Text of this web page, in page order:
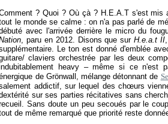
? Quoi ? Où çà ? H.E.A.T s'est mis
le monde se calme : on n'a pas parlé de
avec l'arrivée derrière le micro du
, paru en 2012. Disons que surH.e.a.t II
Le ton est donné d'emblée
claviers orchestrée par les deux
heavy – même si ce n'est
de Grönwall, mélange détonnant de
addictif, sur lequel des chœurs
sur ses parties récitatives sans
Sans doute un peu secoués par le
de même remarqué que priorité reste